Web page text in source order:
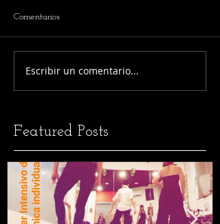
Comentarios
Escribir un comentario...
Featured Posts